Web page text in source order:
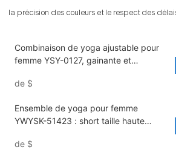
Combinaison de yoga ajustable pour
femme YSY-0127, gainante et
élasthanne extensible.
de $
Ensemble de yoga pour femme
YWYSK-51423 : short taille haute
dos nu, couleur unie, respirant et
de $